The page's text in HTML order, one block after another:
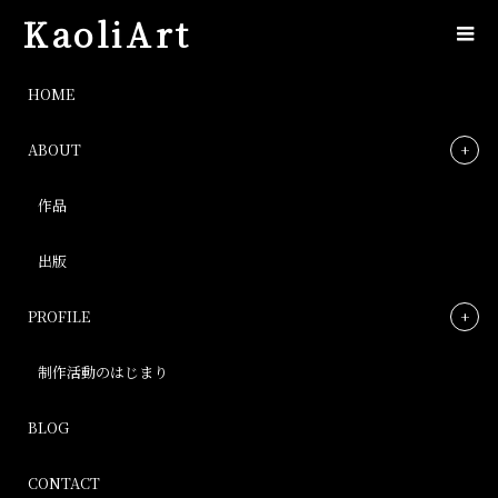
KaoliArt
HOME
ABOUT
作品
出版
PROFILE
制作活動のはじまり
BLOG
CONTACT
image
Post